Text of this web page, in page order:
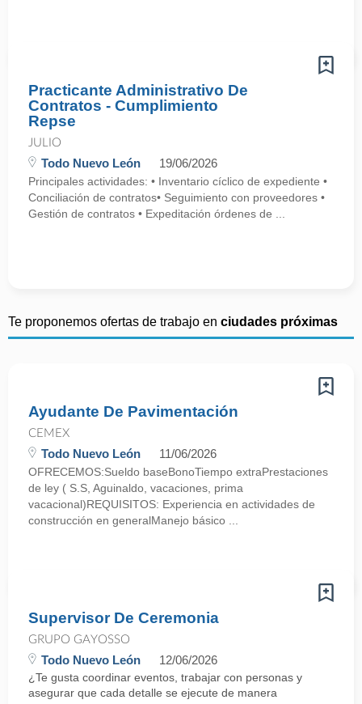
Practicante Administrativo De
Contratos - Cumplimiento
Repse
JULIO
Todo Nuevo León 19/06/2026
Principales actividades: • Inventario cíclico de expediente •
Conciliación de contratos• Seguimiento con proveedores •
Gestión de contratos • Expeditación órdenes de ...
Te proponemos ofertas de trabajo en ciudades próximas
Ayudante De Pavimentación
CEMEX
Todo Nuevo León 11/06/2026
OFRECEMOS:Sueldo baseBonoTiempo extraPrestaciones
de ley ( S.S, Aguinaldo, vacaciones, prima
vacacional)REQUISITOS: Experiencia en actividades de
construcción en generalManejo básico ...
Supervisor De Ceremonia
GRUPO GAYOSSO
Todo Nuevo León 12/06/2026
¿Te gusta coordinar eventos, trabajar con personas y
asegurar que cada detalle se ejecute de manera